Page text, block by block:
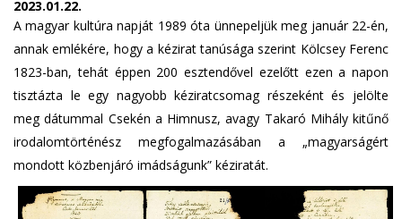
2023.01.22.
A magyar kultúra napját 1989 óta ünnepeljük meg január 22-én,
annak emlékére, hogy a kézirat tanúsága szerint Kölcsey Ferenc
1823-ban, tehát éppen 200 esztendővel ezelőtt ezen a napon
tisztázta le egy nagyobb kéziratcsomag részeként és jelölte
meg dátummal Csekén a Himnusz, avagy Takaró Mihály kitűnő
irodalomtörténész megfogalmazásában a „magyarságért
mondott közbenjáró imádságunk” kéziratát.